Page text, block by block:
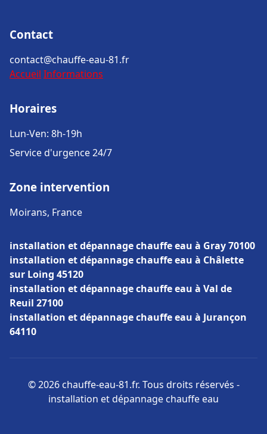
Contact
contact@chauffe-eau-81.fr
Accueil Informations
Horaires
Lun-Ven: 8h-19h
Service d'urgence 24/7
Zone intervention
Moirans, France
installation et dépannage chauffe eau à Gray 70100
installation et dépannage chauffe eau à Châlette
sur Loing 45120
installation et dépannage chauffe eau à Val de
Reuil 27100
installation et dépannage chauffe eau à Jurançon
64110
© 2026 chauffe-eau-81.fr. Tous droits réservés -
installation et dépannage chauffe eau